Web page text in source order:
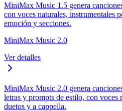
MiniMax Music 1.5 genera
con voces naturales, instrumentales
emoción y secciones.
MiniMax Music 2.0
Ver detalles
MiniMax Music 2.0 genera
letras y prompts de estilo, con voces
duetos y a cappella.